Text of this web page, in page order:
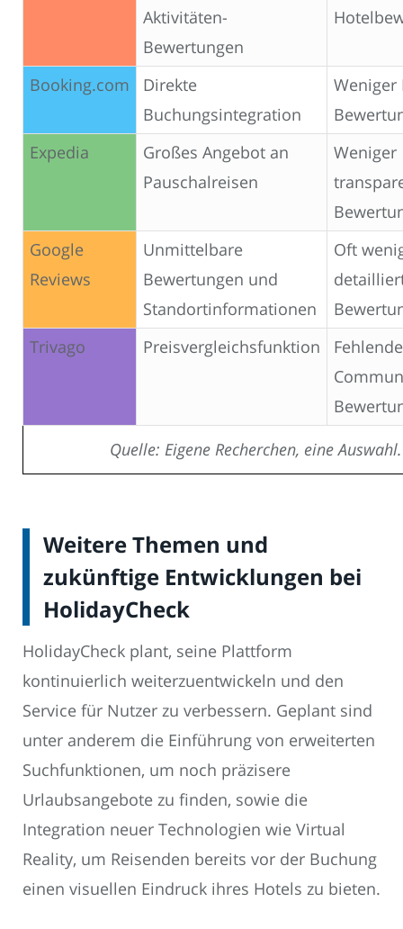
Aktivitäten-
Bewertungen
Booking.com
Direkte
Buchungsintegration
Weniger
Expedia
Großes Angebot an
Pauschalreisen
Weniger
Google
Reviews
Unmittelbare
Bewertungen und
Standortinformationen
Oft
Trivago
Preisvergleichsfunktion
Fehlende
Quelle: Eigene Recherchen, eine Auswahl.
Weitere Themen und
zukünftige Entwicklungen bei
HolidayCheck
HolidayCheck plant, seine Plattform
kontinuierlich weiterzuentwickeln und den
Service für Nutzer zu verbessern. Geplant sind
unter anderem die Einführung von erweiterten
Suchfunktionen, um noch präzisere
Urlaubsangebote zu finden, sowie die
Integration neuer Technologien wie Virtual
Reality, um Reisenden bereits vor der Buchung
einen visuellen Eindruck ihres Hotels zu bieten.